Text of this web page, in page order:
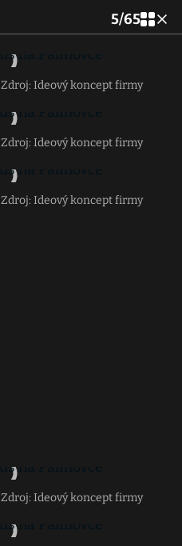
5/65
Zdroj: Ideový koncept firmy
Zdroj: Ideový koncept firmy
Zdroj: Ideový koncept firmy
Zdroj: Ideový koncept firmy